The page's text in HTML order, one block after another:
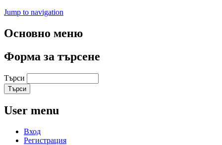
Jump to navigation
Основно меню
Форма за търсене
Търси
User menu
Вход
Регистрация